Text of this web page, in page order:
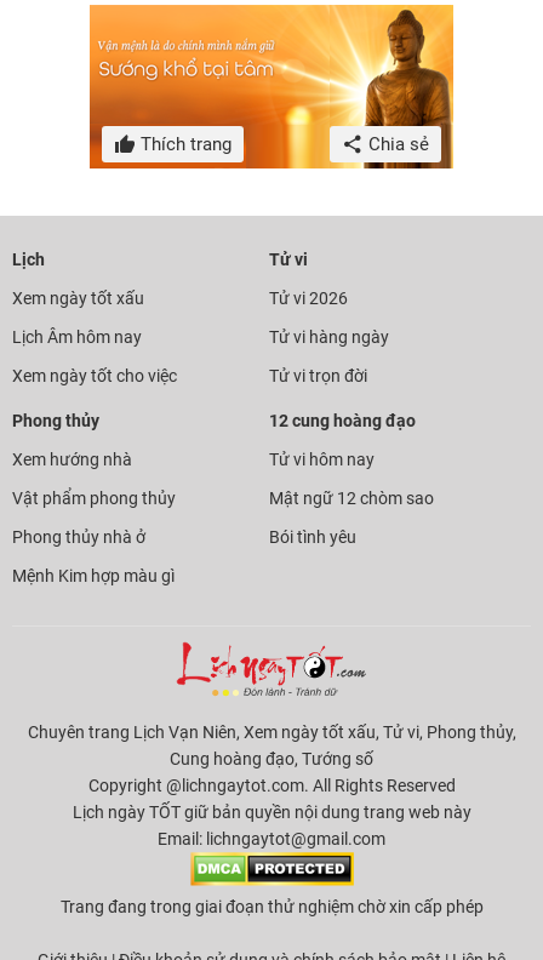
Thích trang Chia sẻ
Lịch
Xem ngày tốt xấu
Lịch Âm hôm nay
Xem ngày tốt cho việc
Tử vi
Tử vi 2026
Tử vi hàng ngày
Tử vi trọn đời
Phong thủy
Xem hướng nhà
Vật phẩm phong thủy
Phong thủy nhà ở
Mệnh Kim hợp màu gì
12 cung hoàng đạo
Tử vi hôm nay
Mật ngữ 12 chòm sao
Bói tình yêu
Chuyên trang Lịch Vạn Niên, Xem ngày tốt xấu, Tử vi, Phong thủy,
Cung hoàng đạo, Tướng số
Copyright @lichngaytot.com. All Rights Reserved
Lịch ngày TỐT giữ bản quyền nội dung trang web này
Email: lichngaytot@gmail.com
Trang đang trong giai đoạn thử nghiệm chờ xin cấp phép